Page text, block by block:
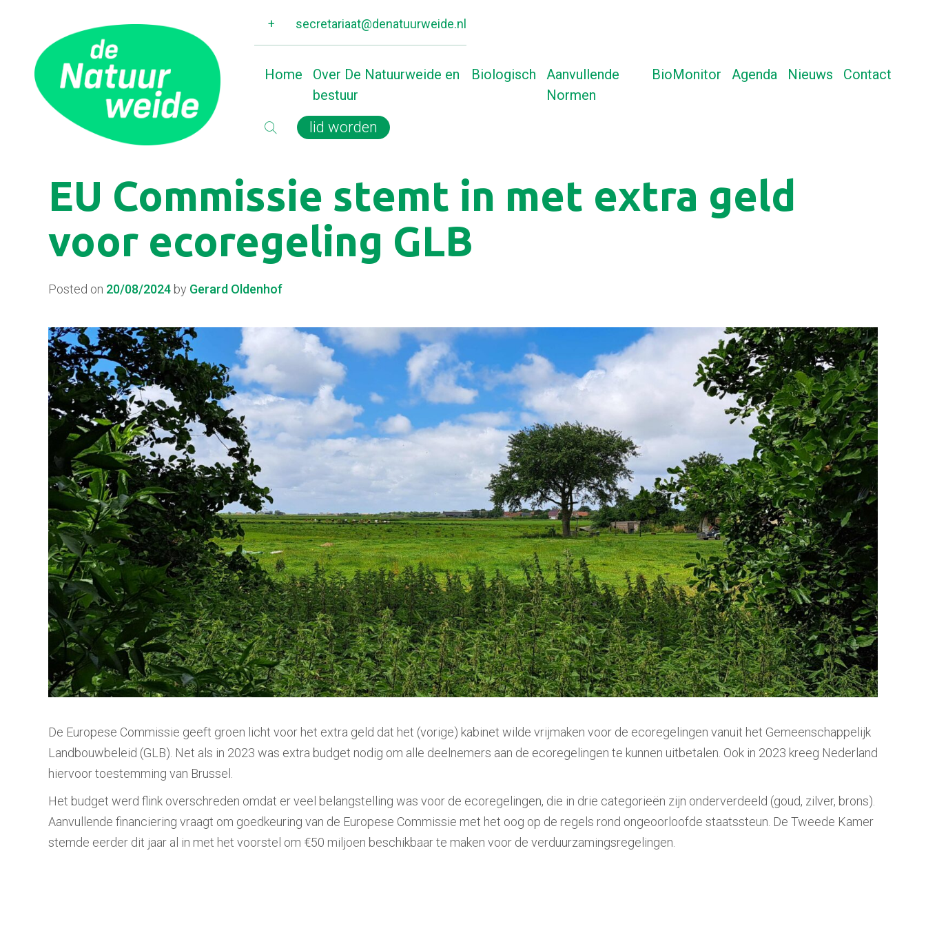
+ secretariaat@denatuurweide.nl
Home
Over De Natuurweide en
bestuur
Biologisch
Aanvullende
Normen
BioMonitor Agenda Nieuws Contact
lid worden
EU Commissie stemt in met extra geld
voor ecoregeling GLB
Posted on 20/08/2024 by Gerard Oldenhof
De Europese Commissie geeft groen licht voor het extra geld dat het (vorige) kabinet wilde vrijmaken voor de ecoregelingen vanuit het Gemeenschappelijk
Landbouwbeleid (GLB). Net als in 2023 was extra budget nodig om alle deelnemers aan de ecoregelingen te kunnen uitbetalen. Ook in 2023 kreeg Nederland
hiervoor toestemming van Brussel.
Het budget werd flink overschreden omdat er veel belangstelling was voor de ecoregelingen, die in drie categorieën zijn onderverdeeld (goud, zilver, brons).
Aanvullende financiering vraagt om goedkeuring van de Europese Commissie met het oog op de regels rond ongeoorloofde staatssteun. De Tweede Kamer
stemde eerder dit jaar al in met het voorstel om €50 miljoen beschikbaar te maken voor de verduurzamingsregelingen.